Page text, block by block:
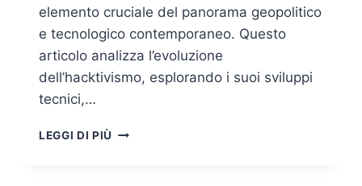
elemento cruciale del panorama geopolitico
e tecnologico contemporaneo. Questo
articolo analizza l’evoluzione
dell’hacktivismo, esplorando i suoi sviluppi
tecnici,…
LEGGI DI PIÙ LE